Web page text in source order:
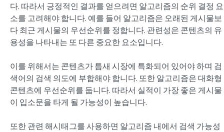
다. 따라서 긍정적인 결과를 얻으려면 알고리즘의 순위 결정 요
소를 고려해야 합니다. 예를 들어 알고리즘은 오래된 게시물보
다 최근 게시물의 우선순위를 정합니다. 관련성은 콘텐츠의 유
용성을 나타내는 또 다른 중요한 요소입니다.
이를 위해서는 콘텐츠가 틈새 시장에 특화되어 있어야 하며 검
색어의 검색 의도에 부합해야 합니다. 또한 알고리즘은 대화형
콘텐츠에 우선순위를 둡니다. 따라서 실적이 가장 좋은 게시물
이 입소문을 타게 될 가능성이 높습니다.
또한 관련 해시태그를 사용하면 알고리즘 내에서 검색 가능성